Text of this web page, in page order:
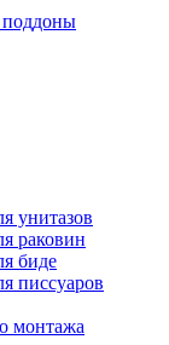
поддоны
унитазов
раковин
биде
писсуаров
монтажа